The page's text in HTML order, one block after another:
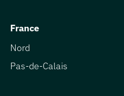
France
Nord
Pas-de-Calais